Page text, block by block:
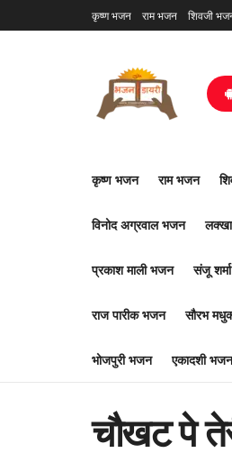
कृष्ण भजन राम भजन शिवजी
कृष्ण भजन राम भजन
विनोद अग्रवाल भजन
प्रकाश माली भजन संजू
राज पारीक भजन सौरभ
भोजपुरी भजन एकादशी भजन
चौखट पे